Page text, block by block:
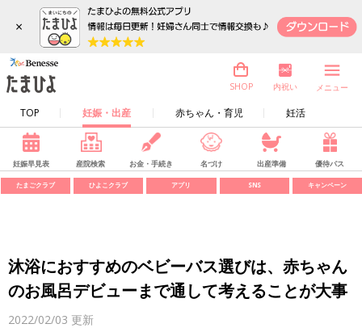
×
TOP 妊娠・出産 赤ちゃん・育児 妊活
SHOP 内祝い メニュー
妊娠早見表 産院検索 お金・手続き 名づけ 出産準備 優待パス
たまごクラブ ひよこクラブ アプリ SNS キャンペーン
沐浴におすすめのベビーバス選びは、赤ちゃん
のお風呂デビューまで通して考えることが大事
2022/02/03 更新